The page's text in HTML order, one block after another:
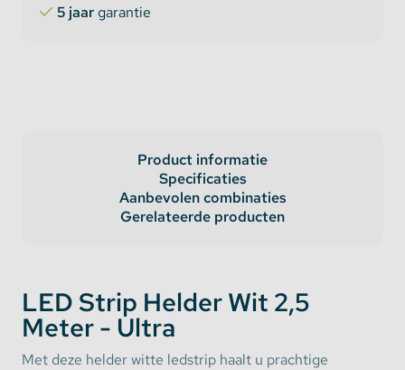
5 jaargarantie
Product informatie
Specificaties
Aanbevolen combinaties
Gerelateerde producten
LED Strip Helder Wit 2,5
Meter - Ultra
Met deze helder witte ledstrip haalt u prachtige